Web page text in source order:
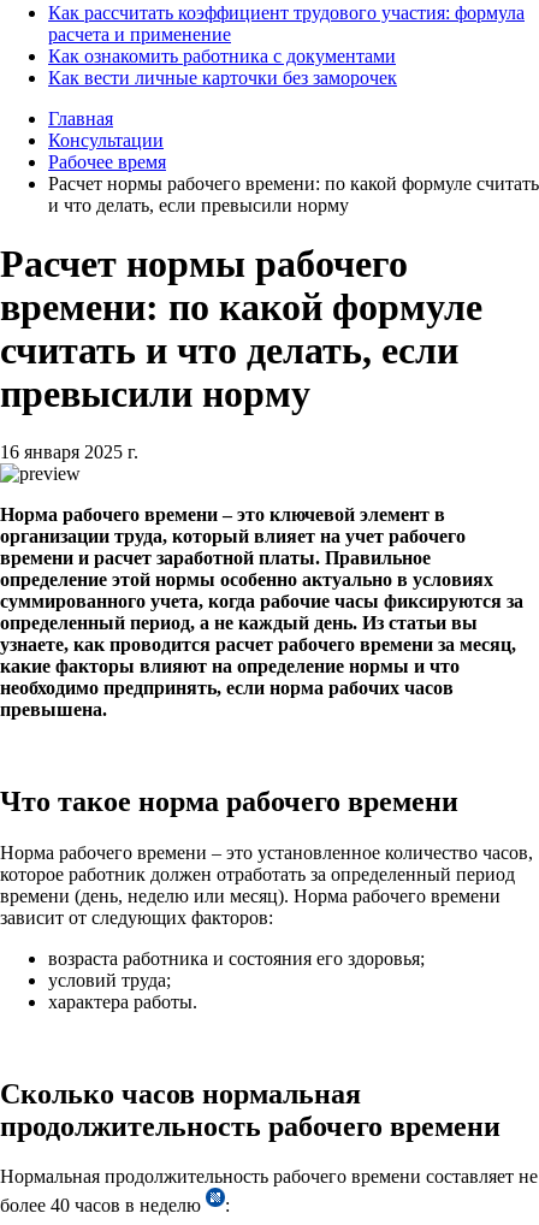
Как рассчитать коэффициент трудового участия: формула
расчета и применение
Как ознакомить работника с документами
Как вести личные карточки без заморочек
Главная
Консультации
Рабочее время
Расчет нормы рабочего времени: по какой формуле считать
и что делать, если превысили норму
Расчет нормы рабочего
времени: по какой формуле
считать и что делать, если
превысили норму
16 января 2025 г.
Норма рабочего времени – это ключевой элемент в
организации труда, который влияет на учет рабочего
времени и расчет заработной платы. Правильное
определение этой нормы особенно актуально в условиях
суммированного учета, когда рабочие часы фиксируются за
определенный период, а не каждый день. Из статьи вы
узнаете, как проводится расчет рабочего времени за месяц,
какие факторы влияют на определение нормы и что
необходимо предпринять, если норма рабочих часов
превышена.
Что такое норма рабочего времени
Норма рабочего времени – это установленное количество часов,
которое работник должен отработать за определенный период
времени (день, неделю или месяц). Норма рабочего времени
зависит от следующих факторов:
возраста работника и состояния его здоровья;
условий труда;
характера работы.
Сколько часов нормальная
продолжительность рабочего времени
Нормальная продолжительность рабочего времени составляет не
более 40 часов в неделю
: